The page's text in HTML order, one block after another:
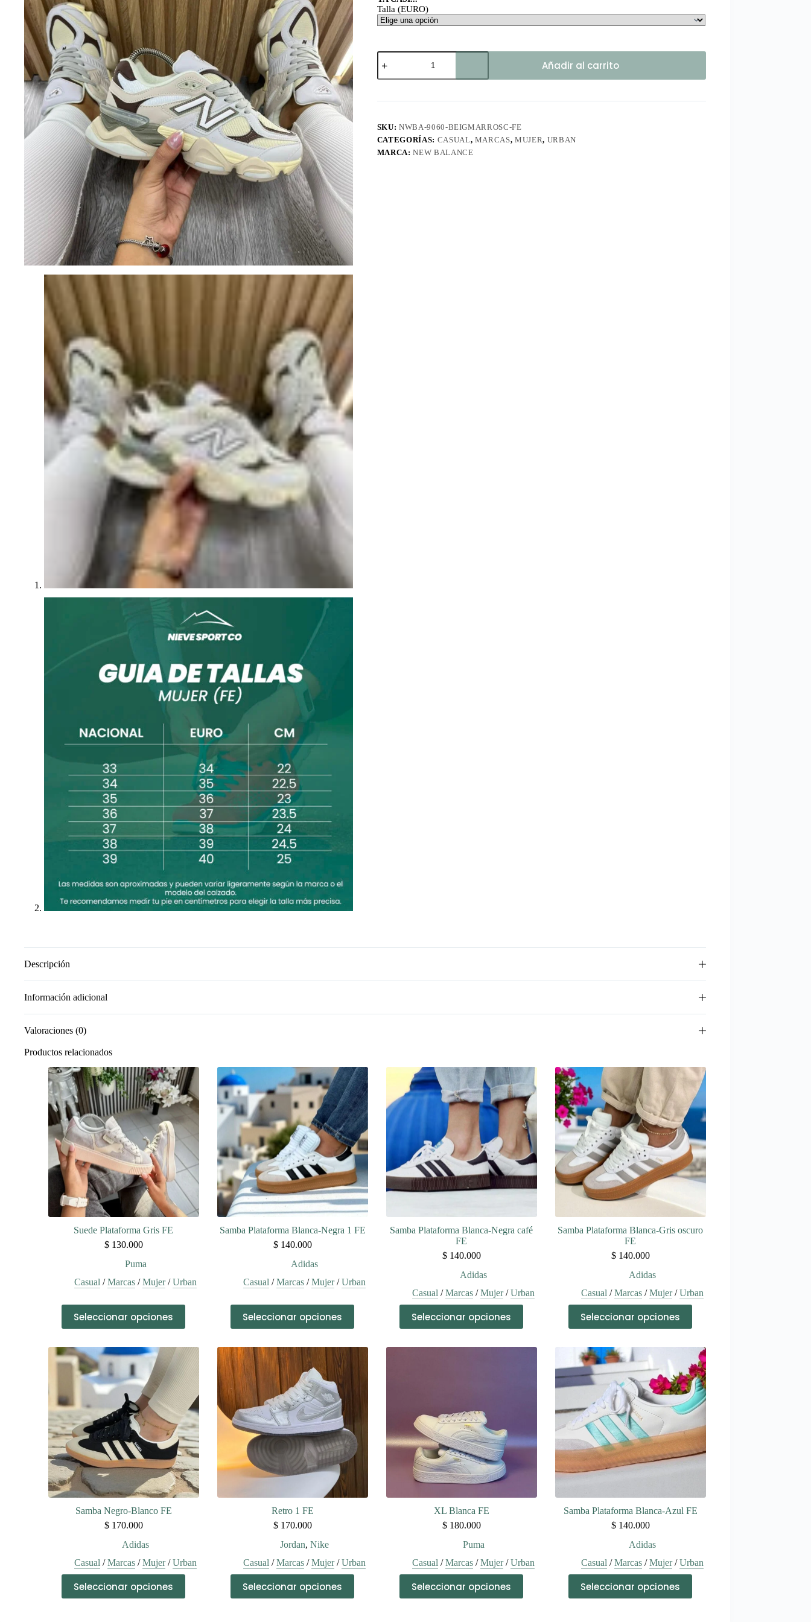
Talla (EURO)
9060
Beige-
Marrón
Añadir al carrito
SKU:NWBA-9060-BEIGMARROSC-FE
CATEGORÍAS: CASUAL, MARCAS,MUJER, URBAN
MARCA:NEW BALANCE
Descripción
Información adicional
Valoraciones (0)
Productos relacionados
Suede Plataforma Gris FE
$130.000
Puma
Casual /Marcas /Mujer/Urban
Seleccionar opciones
producto
tiene
variantes.
Las
opciones
se
pueden
elegir
en
la
página
de
producto
Samba Plataforma Blanca-Negra 1 FE
$140.000
Adidas
Casual /Marcas /Mujer/Urban
Seleccionar opciones
producto
tiene
variantes.
opciones
se
pueden
elegir
en
la
página
de
producto
Samba Plataforma Blanca-Negra café
FE
$140.000
Adidas
Casual /Marcas /Mujer/Urban
Seleccionar opciones
producto
tiene
en
la
página
de
producto
Samba Plataforma Blanca-Gris oscuro
FE
$140.000
Adidas
Casual /Marcas /Mujer/Urban
Seleccionar opciones
producto
tiene
variantes.
Las
opciones
se
pueden
elegir
en
la
página
de
producto
Samba Negro-Blanco FE
$170.000
Adidas
Casual /Marcas /Mujer/Urban
Seleccionar opciones
producto
tiene
Retro 1 FE
$170.000
Jordan,Nike
Casual /Marcas /Mujer/Urban
Seleccionar opciones
producto
tiene
XL Blanca FE
$180.000
Puma
Casual /Marcas /Mujer/Urban
Seleccionar opciones
producto
tiene
Samba Plataforma Blanca-Azul FE
$140.000
Adidas
Casual /Marcas /Mujer/Urban
Seleccionar opciones
producto
tiene